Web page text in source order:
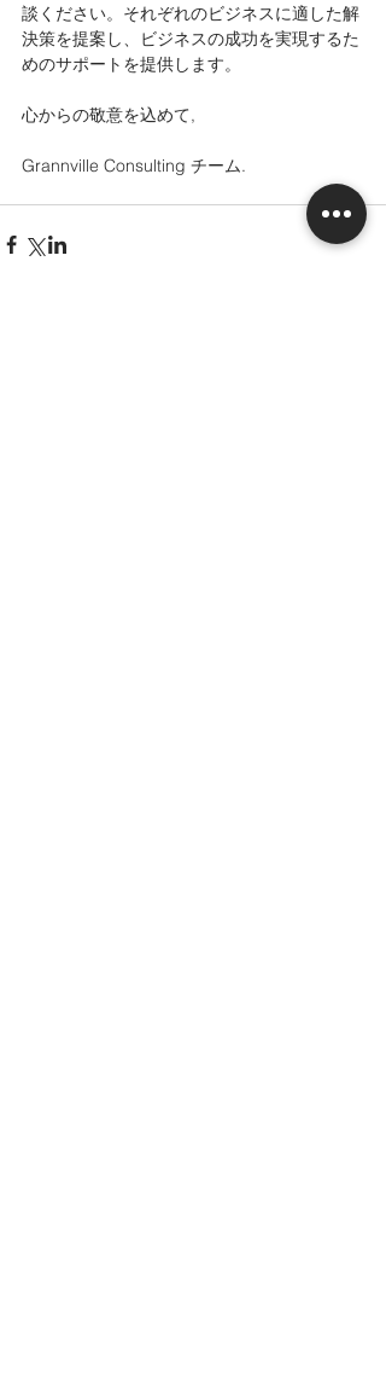
談ください。それぞれのビジネスに適した解
決策を提案し、ビジネスの成功を実現するた
めのサポートを提供します。
心からの敬意を込めて,
Grannville Consulting チーム.